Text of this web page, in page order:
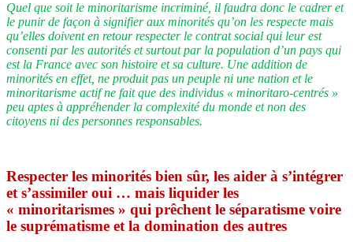
Quel que soit le minoritarisme incriminé, il faudra donc le cadrer et
le punir de façon à signifier aux minorités qu’on les respecte mais
qu’elles doivent en retour respecter le contrat social qui leur est
consenti par les autorités et surtout par la population d’un pays qui
est la France avec son histoire et sa culture. Une addition de
minorités en effet, ne produit pas un peuple ni une nation et le
minoritarisme actif ne fait que des individus « minoritaro-centrés »
peu aptes à appréhender la complexité du monde et non des
citoyens ni des personnes responsables.
Respecter les minorités bien sûr, les aider à s’intégrer
et s’assimiler oui … mais liquider les
« minoritarismes » qui prêchent le séparatisme voire
le suprématisme et la domination des autres